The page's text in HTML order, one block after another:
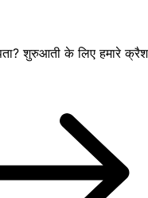
शुरुआती के लिए हमारे